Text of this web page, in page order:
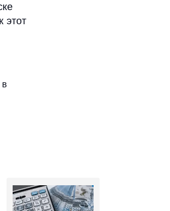
этот
в